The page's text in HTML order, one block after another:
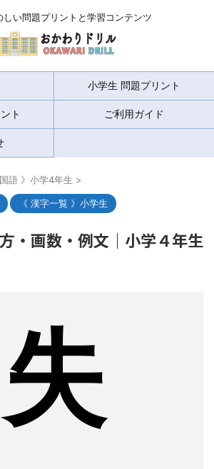
しい問題プリントと学習コンテンツ
小学生 問題プリント
ト ご利用ガイド
国語 》小学4年生 >
《 漢字一覧 》小学生
・画数・例文｜小学４年生
失